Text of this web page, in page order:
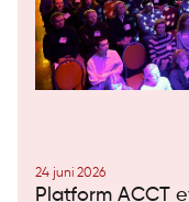
24 juni 2026
Platform ACCT